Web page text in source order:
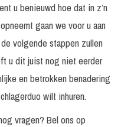
u benieuwd hoe dat in z’n
gaan we voor u aan
volgende stappen zullen
u dit juist nog niet eerder
en betrokken benadering
wilt inhuren.
vragen? Bel ons op